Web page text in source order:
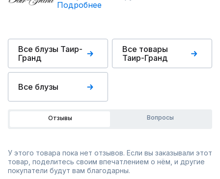
Подробнее
Все блузы Таир-
Гранд
Все товары
Таир-Гранд
Все блузы
Отзывы Вопросы
У этого товара пока нет отзывов. Если вы заказывали этот
товар, поделитесь своим впечатлением о нём, и другие
покупатели будут вам благодарны.